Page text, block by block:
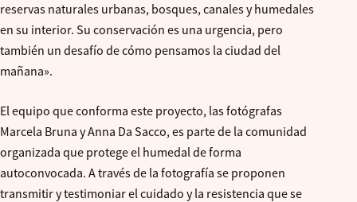
reservas naturales urbanas, bosques, canales y humedales
en su interior. Su conservación es una urgencia, pero
también un desafío de cómo pensamos la ciudad del
mañana».
El equipo que conforma este proyecto, las fotógrafas
Marcela Bruna y Anna Da Sacco, es parte de la comunidad
organizada que protege el humedal de forma
autoconvocada. A través de la fotografía se proponen
transmitir y testimoniar el cuidado y la resistencia que se